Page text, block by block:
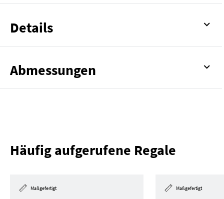
Details
Abmessungen
Häufig aufgerufene Regale
Maßgefertigt Maßgefertigt